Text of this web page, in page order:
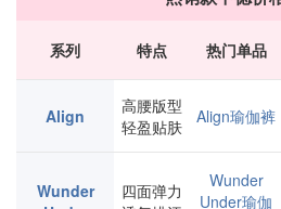
系列 特点 热门单品
Align
高腰版型
轻盈贴肤
Align瑜伽裤
Wunder
四面弹力
Wunder
Under瑜伽